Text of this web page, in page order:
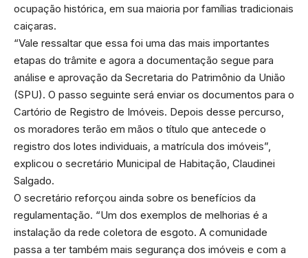
ocupação histórica, em sua maioria por famílias tradicionais
caiçaras.
“Vale ressaltar que essa foi uma das mais importantes
etapas do trâmite e agora a documentação segue para
análise e aprovação da Secretaria do Patrimônio da União
(SPU). O passo seguinte será enviar os documentos para o
Cartório de Registro de Imóveis. Depois desse percurso,
os moradores terão em mãos o título que antecede o
registro dos lotes individuais, a matrícula dos imóveis”,
explicou o secretário Municipal de Habitação, Claudinei
Salgado.
O secretário reforçou ainda sobre os benefícios da
regulamentação. “Um dos exemplos de melhorias é a
instalação da rede coletora de esgoto. A comunidade
passa a ter também mais segurança dos imóveis e com a